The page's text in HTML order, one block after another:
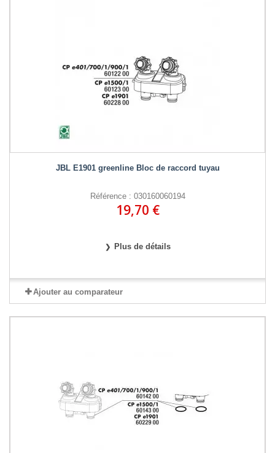
JBL E1901 greenline Bloc de raccord tuyau
Référence : 030160060194
19,70 €
Plus de détails
Ajouter au comparateur